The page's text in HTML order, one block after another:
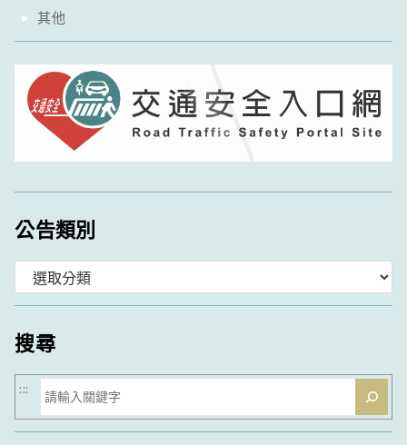
其他
公告類別
類
搜尋
搜
尋
:::